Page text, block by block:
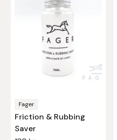
Fager
Friction & Rubbing
Saver